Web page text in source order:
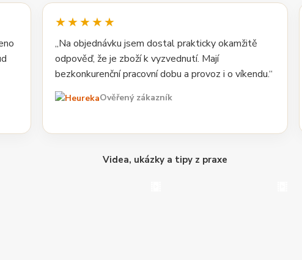
★★★★★
„Na objednávku jsem dostal prakticky okamžitě
odpověď, že je zboží k vyzvednutí. Mají
bezkonkurenční pracovní dobu a provoz i o víkendu.“
Ověřený zákazník
Videa, ukázky a tipy z praxe